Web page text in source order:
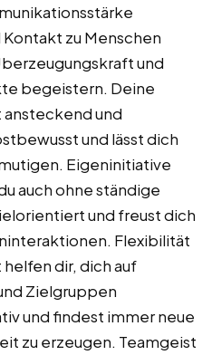
zu Menschen
und
begeistern. Deine
und
und lässt dich
Eigeninitiative
auch ohne ständige
und freust dich
Flexibilität
dir, dich auf
Zielgruppen
und findest immer neue
zu erzeugen. Teamgeist